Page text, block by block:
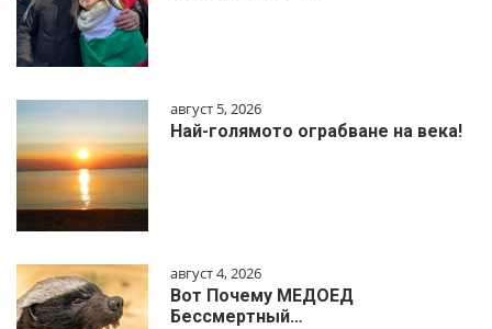
август 5, 2026
Най-голямото ограбване на века!
август 4, 2026
Вот Почему МЕДОЕД
Бессмертный…